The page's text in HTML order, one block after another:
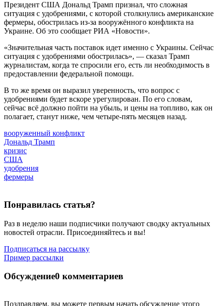
Президент США Дональд Трамп признал, что сложная
ситуация с удобрениями, с которой столкнулись американские
фермеры, обострилась из-за вооружённого конфликта на
Украине. Об это сообщает РИА «Новости».
«Значительная часть поставок идет именно с Украины. Сейчас
ситуация с удобрениями обострилась», — сказал Трамп
журналистам, когда те спросили его, есть ли необходимость в
предоставлении федеральной помощи.
В то же время он выразил уверенность, что вопрос с
удобрениями будет вскоре урегулирован. По его словам,
сейчас всё должно пойти на убыль, и цены на топливо, как он
полагает, станут ниже, чем четыре-пять месяцев назад.
вооруженный конфликт
Дональд Трамп
кризис
США
удобрения
фермеры
Понравилась статья?
Раз в неделю наши подписчики получают сводку актуальных
новостей отрасли. Присоединяйтесь и вы!
Подписаться на рассылку
Пример рассылки
Обсуждение0 комментариев
Поздравляем, вы можете первым начать обсуждение этого